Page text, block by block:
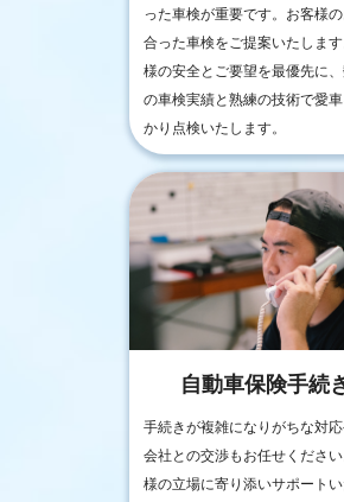
った車検が重要です。お客様
合った車検をご提案いたしま
様の安全とご要望を最優先に、
の車検実績と熟練の技術で愛
かり点検いたします。
自動車保険手続
手続きが複雑になりがちな対
会社との交渉もお任せくださ
様の立場に寄り添いサポートい